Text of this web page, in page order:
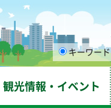
キーワード
観光情報・イベント